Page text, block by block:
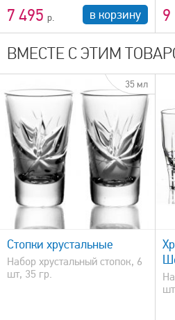
7 495 в корзину 9
ВМЕСТЕ С ЭТИМ
35 мл
Стопки хрустальные
Набор хрустальный стопок, 6
шт, 35 гр.
быстрый просмотр